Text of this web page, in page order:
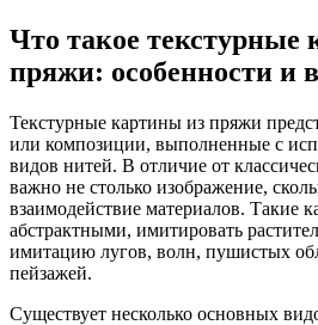
Что такое текстурные
пряжи: особенности и
Текстурные картины из пряжи
или композиции, выполненные с
видов нитей. В отличие от
важно не столько изображение,
взаимодействие материалов. Такие
абстрактными, имитировать
имитацию лугов, волн, пушистых
пейзажей.
Существует несколько основных